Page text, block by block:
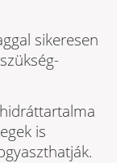
sikere­sen
is